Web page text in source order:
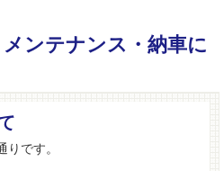
ンテナンス・納車に
です。